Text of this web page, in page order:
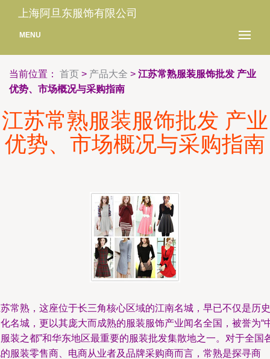
上海阿旦东服饰有限公司
MENU
当前位置： 首页 > 产品大全 > 江苏常熟服装服饰批发 产业
优势、市场概况与采购指南
江苏常熟服装服饰批发 产业
优势、市场概况与采购指南
常熟，这座位于长三角核心区域的江南名城，早已不仅是历史
名城，更以其庞大而成熟的服装服饰产业闻名全国，被誉为“
装之都”和华东地区最重要的服装批发集散地之一。对于全国
服装零售商、电商从业者及品牌采购商而言，常熟是探寻商